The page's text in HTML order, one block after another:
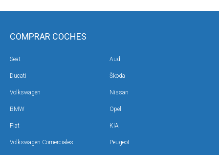
COMPRAR COCHES
Seat Audi
Ducati Škoda
Volkswagen Nissan
BMW Opel
Fiat KIA
Volkswagen Comerciales Peugeot